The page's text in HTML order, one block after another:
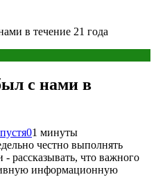
в течение 21 года
с нами в
01 минуты
честно выполнять
рассказывать, что важного
информационную